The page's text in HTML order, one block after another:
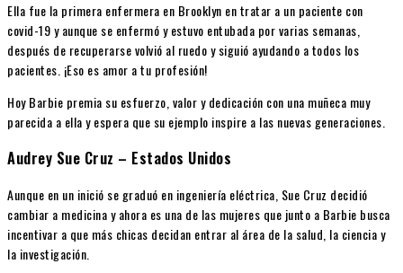
Ella fue la primera enfermera en Brooklyn en tratar a un paciente con
covid-19 y aunque se enfermó y estuvo entubada por varias semanas,
después de recuperarse volvió al ruedo y siguió ayudando a todos los
pacientes. ¡Eso es amor a tu profesión!
Hoy Barbie premia su esfuerzo, valor y dedicación con una muñeca muy
parecida a ella y espera que su ejemplo inspire a las nuevas generaciones.
Audrey Sue Cruz – Estados Unidos
Aunque en un inició se graduó en ingeniería eléctrica, Sue Cruz decidió
cambiar a medicina y ahora es una de las mujeres que junto a Barbie busca
incentivar a que más chicas decidan entrar al área de la salud, la ciencia y
la investigación.